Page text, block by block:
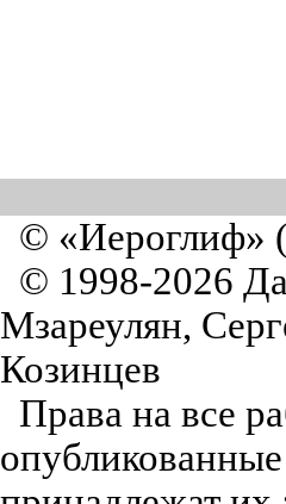
© «Иероглиф» (
© 1998-2026
Мзареулян,
Козинцев
Права на все
опубликованные